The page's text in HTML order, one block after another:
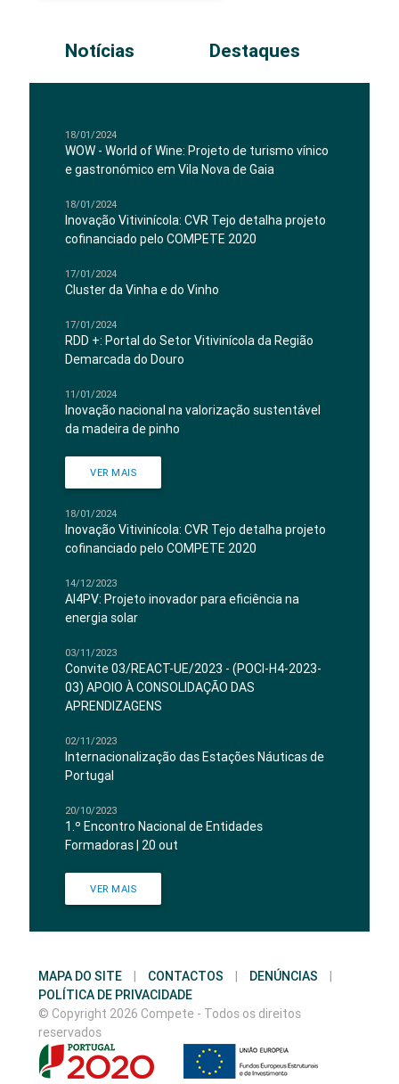
Notícias Destaques
18/01/2024
WOW - World of Wine: Projeto de turismo vínico
e gastronómico em Vila Nova de Gaia
18/01/2024
Inovação Vitivinícola: CVR Tejo detalha projeto
cofinanciado pelo COMPETE 2020
17/01/2024
Cluster da Vinha e do Vinho
17/01/2024
RDD +: Portal do Setor Vitivinícola da Região
Demarcada do Douro
11/01/2024
Inovação nacional na valorização sustentável
da madeira de pinho
VER MAIS
18/01/2024
Inovação Vitivinícola: CVR Tejo detalha projeto
cofinanciado pelo COMPETE 2020
14/12/2023
AI4PV: Projeto inovador para eficiência na
energia solar
03/11/2023
Convite 03/REACT-UE/2023 - (POCI-H4-2023-
03) APOIO À CONSOLIDAÇÃO DAS
APRENDIZAGENS
02/11/2023
Internacionalização das Estações Náuticas de
Portugal
20/10/2023
1.º Encontro Nacional de Entidades
Formadoras | 20 out
VER MAIS
MAPA DO SITE CONTACTOS DENÚNCIAS
POLÍTICA DE PRIVACIDADE
© Copyright 2026 Compete - Todos os direitos
reservados